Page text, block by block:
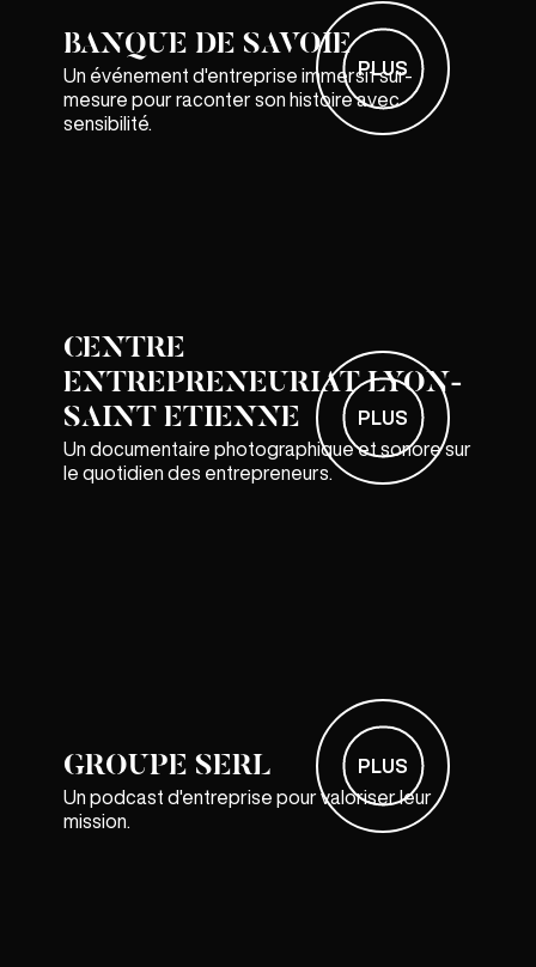
BANQUE DE SAVOIE
Un événement d'entreprise immersif sur-
mesure pour raconter son histoire avec
sensibilité.
PLUS
CENTRE
ENTREPRENEURIAT LYON-
SAINT ETIENNE
Un documentaire photographique et sonore sur
le quotidien des entrepreneurs.
PLUS
GROUPE SERL
Un podcast d'entreprise pour valoriser leur
mission.
PLUS